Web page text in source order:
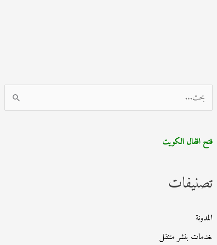
ل
ح
ع
:
فتح اقفال الكويت
تصنيفات
المدونة
خدمات بنشر متنقل